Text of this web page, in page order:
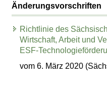
Änderungsvorschriften
Richtlinie des
Wirtschaft, Arbeit und
ESF-
vom 6. März 2020